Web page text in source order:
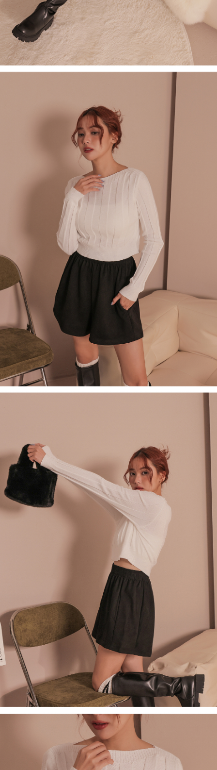
にご連絡ください。上記に示した個人情報を、必要な購入注文書とあわせ
てAFTEEにご提供いただく、またはAFTEEにあなたの個人情報の収集、処
理、利用を許可することににご同意いただけない場合は、当サービスを選
択しないでください。